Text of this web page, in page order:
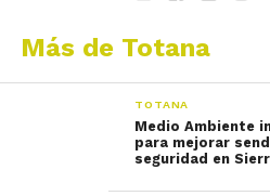
Más de Totana
TOTANA
Medio Ambiente
para mejorar
seguridad en